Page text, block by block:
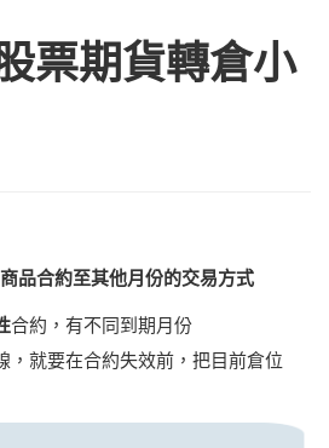
票期貨轉倉小
品合約至其他月份的交易方式
合約，有不同到期月份
，就要在合約失效前，把目前倉位